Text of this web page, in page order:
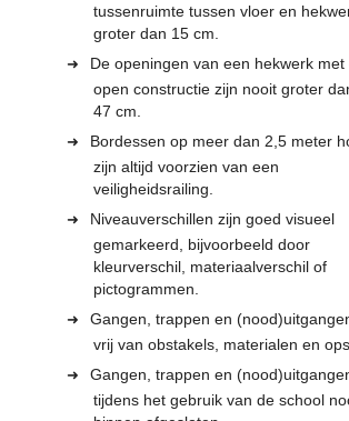
tussenruimte tussen vloer en
groter dan 15 cm.
De openingen van een hekwerk met
open constructie zijn nooit groter
47 cm.
Bordessen op meer dan 2,5 meter
zijn altijd voorzien van een
veiligheidsrailing.
Niveauverschillen zijn goed visueel
gemarkeerd, bijvoorbeeld door
kleurverschil, materiaalverschil of
pictogrammen.
Gangen, trappen en
vrij van obstakels, materialen en
Gangen, trappen en
tijdens het gebruik van de school